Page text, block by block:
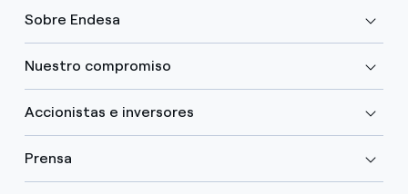
Sobre Endesa
Nuestro compromiso
Accionistas e inversores
Prensa